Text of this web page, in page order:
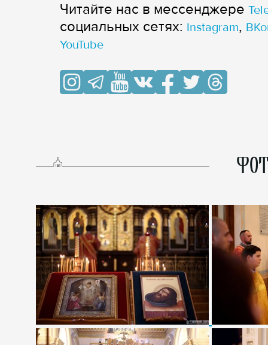
Читайте нас в мессенджере
cоциальных сетях: Instagram,
YouTube